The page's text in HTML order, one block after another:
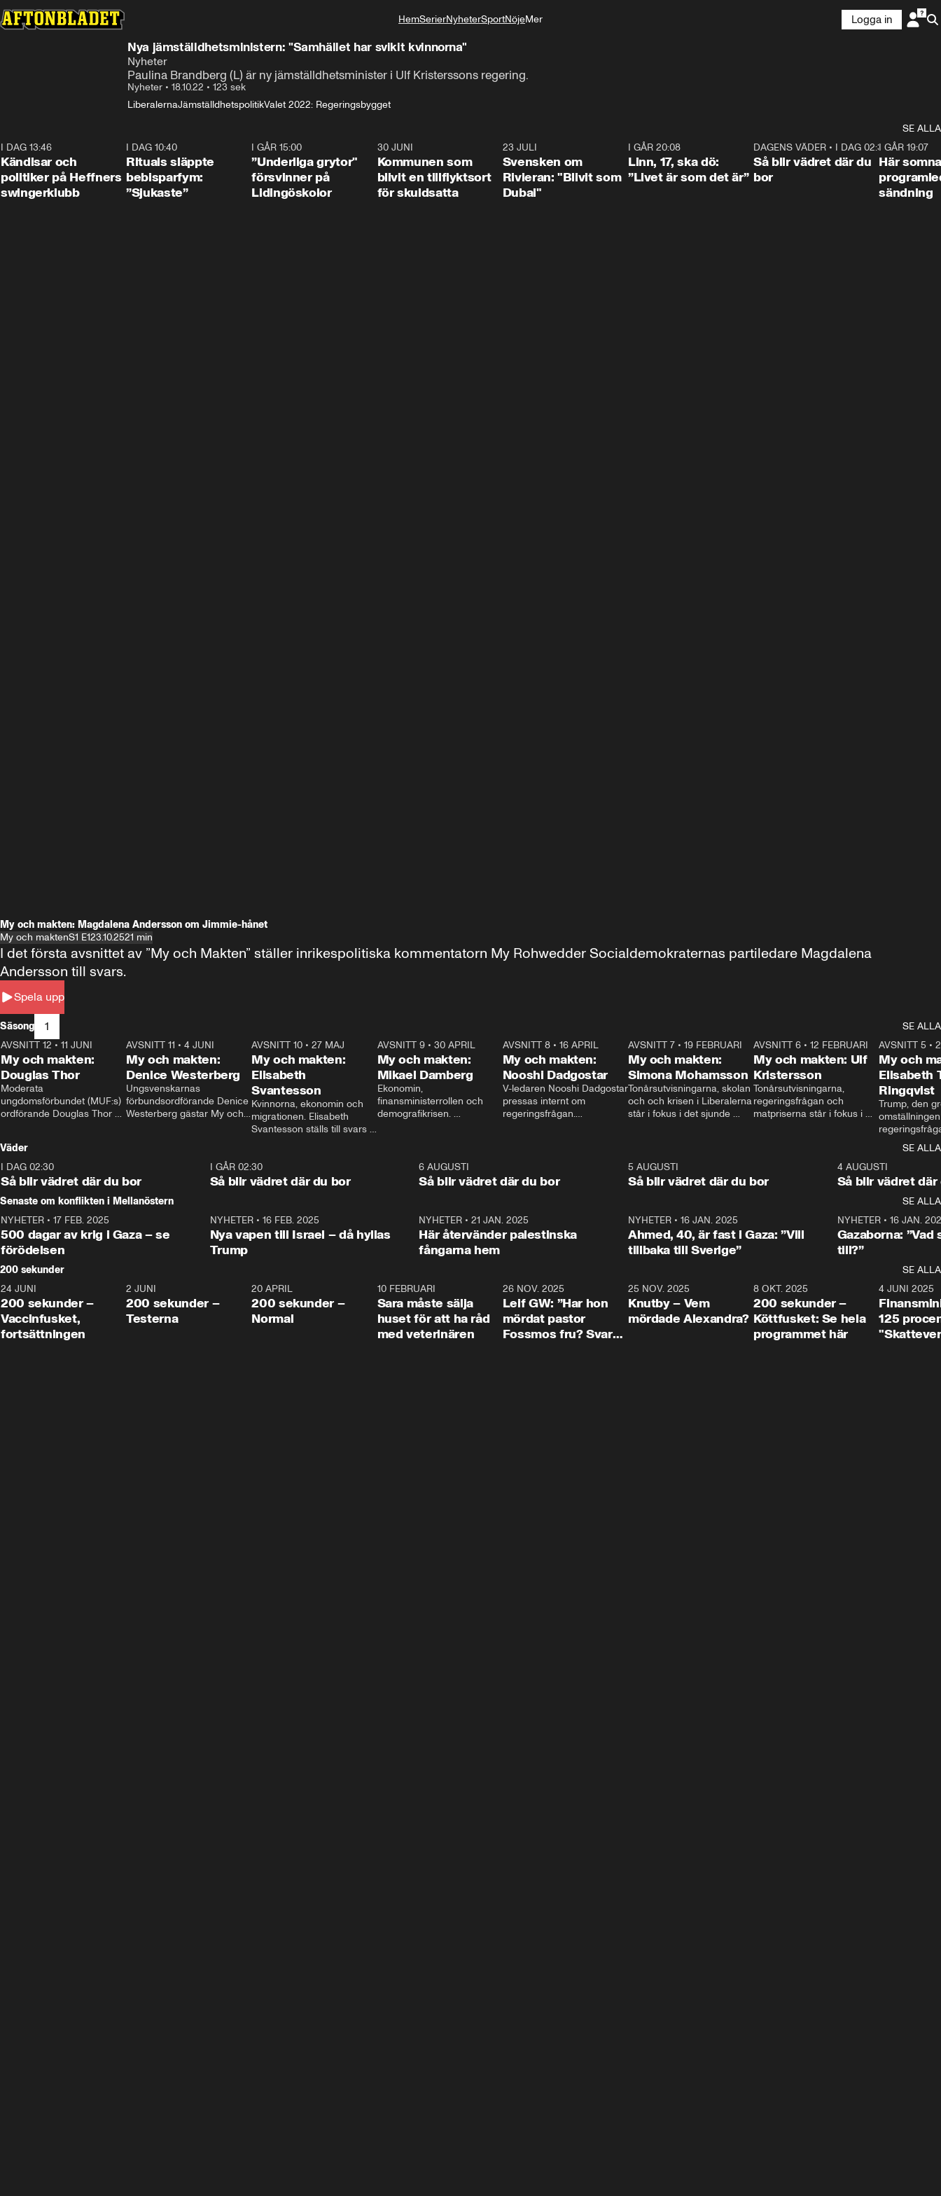
HemSerierNyheterSportNöjeMer
Logga in
Nya jämställdhetsministern: "Samhället har svikit kvinnorna"
Nyheter
Paulina Brandberg (L) är ny jämställdhetsminister i Ulf Kristerssons regering.
Nyheter • 18.10.22 • 123 sek
LiberalernaJämställdhetspolitikValet 2022: Regeringsbygget
SE ALLA
I DAG 13:46
Kändisar och
politiker på Heffners
swingerklubb
I DAG 10:40
Rituals släppte
bebisparfym:
”Sjukaste”
I GÅR 15:00
”Underliga grytor"
försvinner på
Lidingöskolor
30 JUNI
Kommunen som
blivit en tillflyktsort
för skuldsatta
23 JULI
Svensken om
Rivieran: "Blivit som
Dubai"
I GÅR 20:08
Linn, 17, ska dö:
”Livet är som det är”
1:06
DAGENS VÄDER • I DAG 02:30
Så blir vädret där du
bor
I GÅR 19:07
Här
sändning
My och makten: Magdalena Andersson om Jimmie-hånet
My och maktenS1 E123.10.2521 min
Spela upp
I det första avsnittet av ”My och Makten” ställer inrikespolitiska kommentatorn My Rohwedder Socialdemokraternas partiledare Magdalena
Andersson till svars.
Säsong 1
SE ALLA
26:27
AVSNITT 12 • 11 JUNI
My och makten:
Douglas Thor
Moderata
ungdomsförbundet (MUF:s)
ordförande Douglas Thor
tonårsutvisningarna och hur
Moderaterna ska locka
väljare till valet i höst.
23:40
AVSNITT 11 •4 JUNI
My och makten:
Denice Westerberg
Ungsvenskarnas
förbundsordförande Denice
Westerberg gästar My och
AVSNITT 10 •27 MAJ
My och makten:
Elisabeth
Svantesson
Kvinnorna, ekonomin och
migrationen. Elisabeth
Svantesson ställs till svars
AVSNITT 9• 30 APRIL
My och makten:
Mikael Damberg
Ekonomin,
finansministerrollen och
demografikrisen.
och Makten.
AVSNITT 8• 16 APRIL
My och makten:
Nooshi Dadgostar
V-ledaren Nooshi Dadgostar
pressas internt om
regeringsfrågan.
– Vi ställer upp i val. Ska vi
vara med så sitter vi förstås
24:30
AVSNITT 7• 19 FEBRUARI
My och makten:
Simona Mohamsson
Tonårsutvisningarna, skolan
och och krisen i Liberalerna
står i fokus i det sjunde
kommentator My
Rohwedder ställer
utbildnings- och
Mohamsson till svars.
27:30
AVSNITT 6 •12 FEBRUARI
My och makten: Ulf
Kristersson
Tonårsutvisningarna,
regeringsfrågan och
matpriserna står i fokus i
Rohwedder ställer
statsminister Ulf Kristersson
AVSNITT 5 •
My och
Elisabeth
Ringqvist
Trump, den
centrum i
avsnittet av
Makten”. Se
Aftonbladets
Rohwedder
Thand Ring
Väder
SE ALLA
I DAG 02:30
Så blir vädret där du bor
1:06
I GÅR 02:30
Så blir vädret där du bor
6 AUGUSTI
Så blir vädret där du bor
5 AUGUSTI
Så blir vädret där du bor
4 AUGUSTI
Så blir vädret där
Senaste om konflikten i Mellanöstern
SE ALLA
NYHETER • 17 FEB. 2025
500 dagar av krig i Gaza – se
förödelsen
NYHETER• 16 FEB. 2025
Nya vapen till Israel – då hyllas
Trump
NYHETER •21 JAN. 2025
Här återvänder palestinska
fångarna hem
NYHETER• 16 JAN. 2025
Ahmed, 40, är fast i Gaza: ”Vill
tillbaka till Sverige”
NYHETER• 16 JAN.
Gazaborna:
till?”
200 sekunder
SE ALLA
5:00
24 JUNI
200 sekunder –
Vaccinfusket,
fortsättningen
4:23
2 JUNI
200 sekunder –
Testerna
20 APRIL
200 sekunder –
Normal
10 FEBRUARI
Sara måste sälja
huset för att ha råd
med veterinären
26 NOV. 2025
Leif GW: ”Har hon
mördat pastor
Fossmos fru? Svar
31:05
25 NOV. 2025
Knutby – Vem
mördade Alexandra?
4:29
8 OKT. 2025
200 sekunder –
Köttfusket: Se hela
programmet här
4 JUNI 2025
125